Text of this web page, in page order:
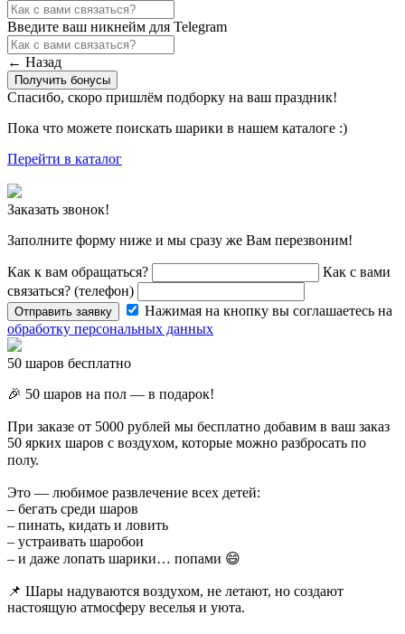
Введите ваш никнейм для Telegram
← Назад
Получить бонусы
Спасибо, скоро пришлём подборку на ваш праздник!
Пока что можете поискать шарики в нашем каталоге :)
Перейти в каталог
Заказать звонок!
Заполните форму ниже и мы сразу же Вам перезвоним!
Как к вам обращаться?
Как с вами
связаться? (телефон)
Отправить заявку
Нажимая на кнопку вы соглашаетесь на
обработку персональных данных
50 шаров бесплатно
🎉 50 шаров на пол — в подарок!
При заказе от 5000 рублей мы бесплатно добавим в ваш заказ
50 ярких шаров с воздухом, которые можно разбросать по
полу. ⠀
Это — любимое развлечение всех детей:
– бегать среди шаров
– пинать, кидать и ловить
– устраивать шаробои
– и даже лопать шарики… попами 😄
📌 Шары надуваются воздухом, не летают, но создают
настоящую атмосферу веселья и уюта.